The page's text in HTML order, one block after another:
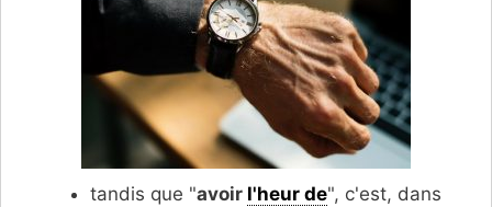
tandis que "avoir l'heur de", c'est, dans